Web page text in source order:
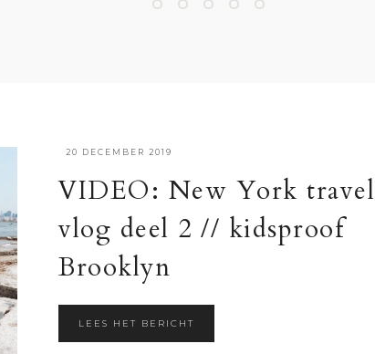
20 DECEMBER 2019
VIDEO: New York travel
vlog deel 2 // kidsproof
Brooklyn
LEES HET BERICHT